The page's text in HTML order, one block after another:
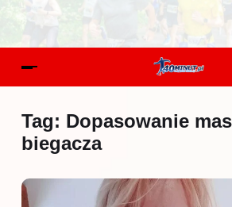
Tag: Dopasowanie
biegacza